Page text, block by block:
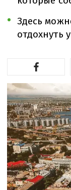
Здесь
отдохнуть